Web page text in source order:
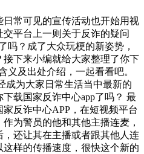
常可见的宣传活动也开始用视
平台上一则关于反诈的疑问
吗？成了大众玩梗的新姿势，
下来小编就给大家整理了你下
义及出处介绍，一起看看吧。
成为大家日常生活当中最新的
载国家反诈中心app了吗？ 最
反诈中心APP，在短视频平台
为警员的他和其他主播连麦，
还让其在主播或者跟其他人连
样的传播速度，很快这个新的